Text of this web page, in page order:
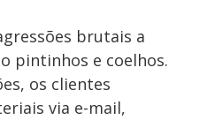
brutais a
pintinhos e coelhos.
os clientes
via e-mail,